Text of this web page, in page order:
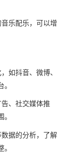
乐配乐，可以增
如抖音、微博、
、社交媒体推
据的分析，了解